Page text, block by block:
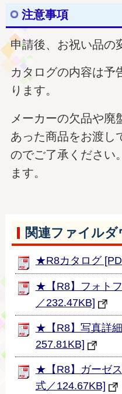
注意事項
申請後、お祝い品の
カタログの内容は予
ります。
メーカーの欠品や廃
あった商品をお渡し
のでご了承ください
ます。
関連ファイルダ
★R8カタログ
★【R8】フォト
／232.47KB]
★【R8】写真詳
257.81KB]
★【R8】ガーゼ
式／124.67KB]